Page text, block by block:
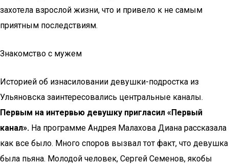
захотела взрослой жизни, что и привело к не самым
приятным последствиям.
Знакомство с мужем
Историей об изнасиловании девушки-подростка из
Ульяновска заинтересовались центральные каналы.
Первым на интервью девушку пригласил «Первый
канал». На программе Андрея Малахова Диана рассказала
как все было. Много споров вызвал тот факт, что девушка
была пьяна. Молодой человек, Сергей Семенов, якобы